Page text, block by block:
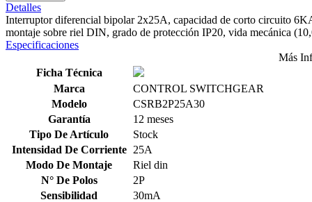
Detalles
Interruptor diferencial bipolar 2x25A, capacidad de corto circuito
montaje sobre riel DIN, grado de protección IP20, vida mecánica
Especificaciones
Más
Ficha Técnica
Marca
CONTROL SWITCHGEAR
Modelo
CSRB2P25A30
Garantía
12 meses
Tipo De Artículo
Stock
Intensidad De Corriente
25A
Modo De Montaje
Riel din
N° De Polos
2P
Sensibilidad
30mA